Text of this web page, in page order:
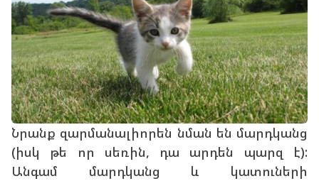
Նրանք զարմանալիորեն նման են մարդկանց
(իսկ թե որ սեռին, դա արդեն պարզ է):
Անգամ մարդկանց և կատուների